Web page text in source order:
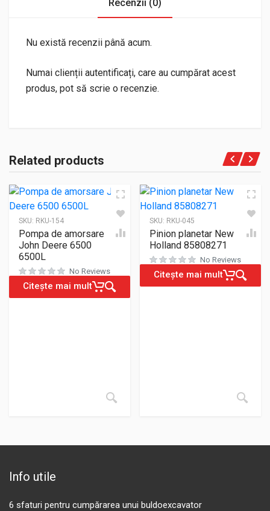
Recenzii (0)
Nu există recenzii până acum.
Numai clienții autentificați, care au cumpărat acest
produs, pot să scrie o recenzie.
Related products
SKU: RKU-154
Pompa de amorsare
John Deere 6500
6500L
No Reviews
Citește mai mult
SKU: RKU-045
Pinion planetar New
Holland 85808271
No Reviews
Citește mai mult
Info utile
6 sfaturi pentru cumpărarea unui buldoexcavator